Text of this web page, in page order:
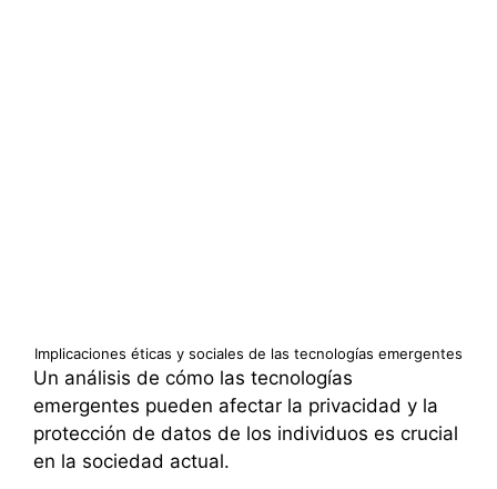
Implicaciones éticas y sociales de las tecnologías emergentes
Un análisis de cómo las tecnologías
emergentes pueden afectar la privacidad y la
protección de datos de los individuos es crucial
en la sociedad actual.